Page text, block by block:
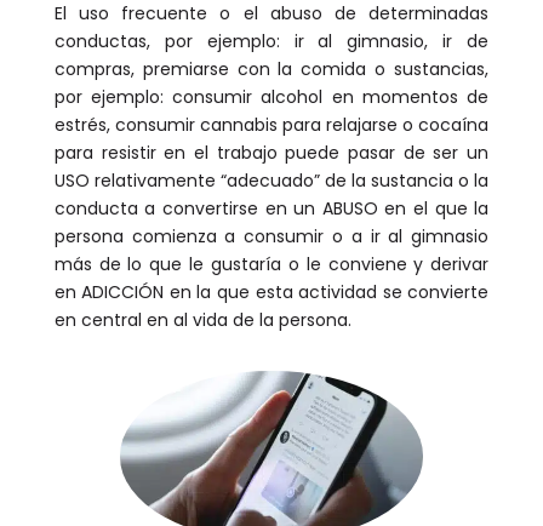
El uso frecuente o el abuso de determinadas
conductas, por ejemplo: ir al gimnasio, ir de
compras, premiarse con la comida o sustancias,
por ejemplo: consumir alcohol en momentos de
estrés, consumir cannabis para relajarse o cocaína
para resistir en el trabajo puede pasar de ser un
USO relativamente “adecuado” de la sustancia o la
conducta a convertirse en un ABUSO en el que la
persona comienza a consumir o a ir al gimnasio
más de lo que le gustaría o le conviene y derivar
en ADICCIÓN en la que esta actividad se convierte
en central en al vida de la persona.